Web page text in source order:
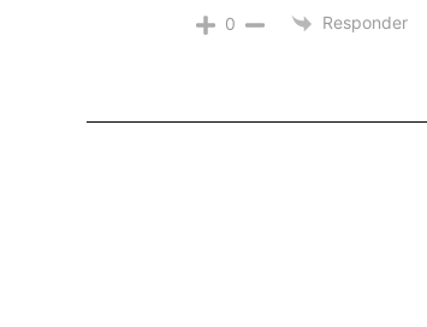
0 Responder